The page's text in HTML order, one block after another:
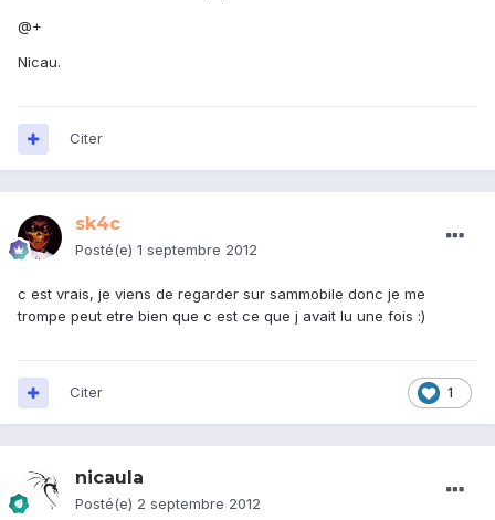
@+
Nicau.
Citer
sk4c
Posté(e) 1 septembre 2012
c est vrais, je viens de regarder sur sammobile donc je me
trompe peut etre bien que c est ce que j avait lu une fois :)
1
Citer
nicaula
Posté(e) 2 septembre 2012